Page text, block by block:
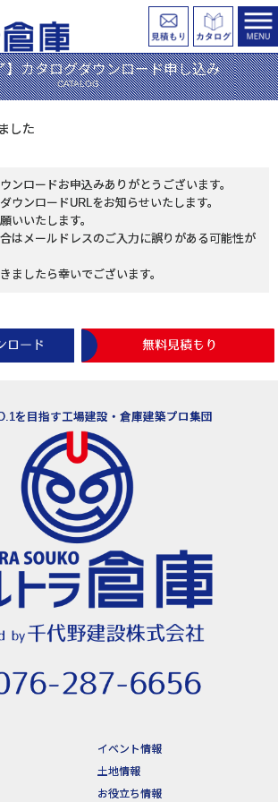
】カタログダウンロード申し込み
CATALOG
した
ンロードお申込みありがとうございます。
ウンロードURLをお知らせいたします。
いいたします。
はメールドレスのご入力に誤りがある可能性が
ましたら幸いでございます。
を目指す工場建設・倉庫建築プロ集団
イベント情報
土地情報
お役立ち情報